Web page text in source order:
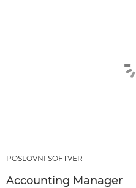
POSLOVNI SOFTVER
Accounting Manager